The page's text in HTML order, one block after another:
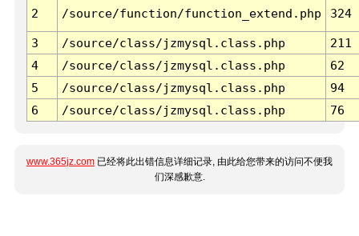
2 /source/function/function_extend.php 324
3 /source/class/jzmysql.class.php
211
4
/source/class/jzmysql.class.php
62
5
/source/class/jzmysql.class.php
94
6
/source/class/jzmysql.class.php 76
www.365jz.com 已经将此出错信息详细记录, 由此给您带来的访问不便我
们深感歉意.